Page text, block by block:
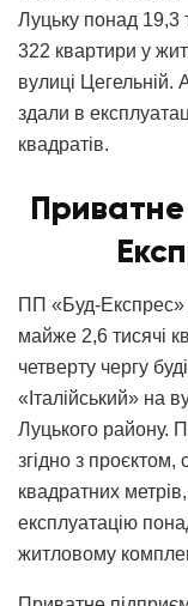
Луцьку понад 19,3
322 квартири у
вулиці
здали в
квадратів.
ПП «Буд-Експрес»
майже 2,6 тисячі
четверту чергу
«Італійський» на
Луцького району.
згідно з
квадратних
експлуатацію
житловому